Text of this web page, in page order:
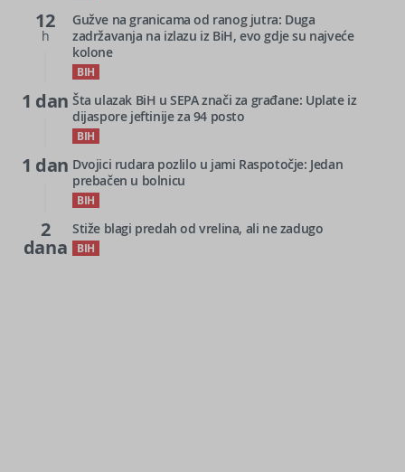
12
h
Gužve na granicama od ranog jutra: Duga
zadržavanja na izlazu iz BiH, evo gdje su najveće
kolone
BIH
1 dan Šta ulazak BiH u SEPA znači za građane: Uplate iz
dijaspore jeftinije za 94 posto
BIH
1 dan Dvojici rudara pozlilo u jami Raspotočje: Jedan
prebačen u bolnicu
BIH
2
dana
Stiže blagi predah od vrelina, ali ne zadugo
BIH